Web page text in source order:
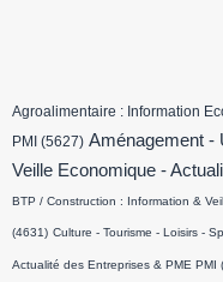
Agroalimentaire : Information
PMI (5627) Aménagement -
Veille Economique -
BTP / Construction : Information &
(4631) Culture - Tourisme - Loisirs -
Actualité des Entreprises & PME PMI